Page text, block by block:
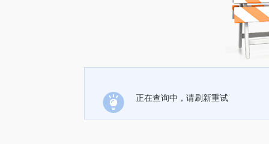
正在查询中，请刷新重试